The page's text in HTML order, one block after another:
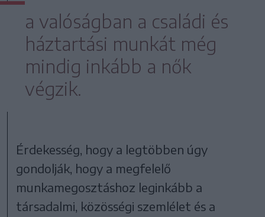
a valóságban a családi és
háztartási munkát még
mindig inkább a nők
végzik.
Érdekesség, hogy a legtöbben úgy
gondolják, hogy a megfelelő
munkamegosztáshoz leginkább a
társadalmi, közösségi szemlélet és a